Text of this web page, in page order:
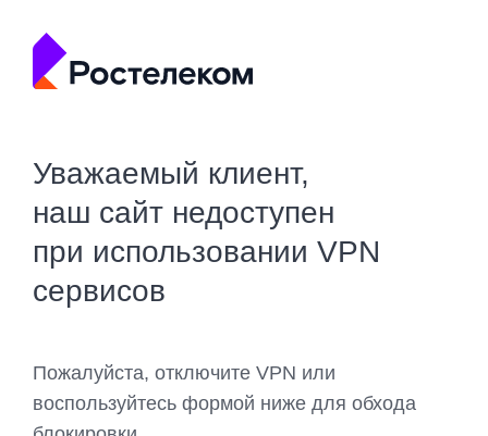
Уважаемый клиент,
наш сайт недоступен
при использовании VPN
сервисов
Пожалуйста, отключите VPN или
воспользуйтесь формой ниже для обхода